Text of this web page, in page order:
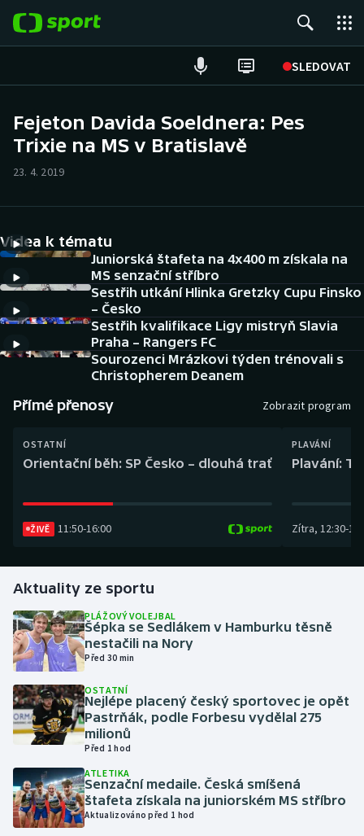
SLEDOVAT
Hokej
Cyklistika
DALŠÍ SPORTY
Americký fotbal
Baseball a softbal
Basketbal
Biatlon
Box
Curling
Dostihy
Florbal
Futsal
Golf
Gymnastika
Házená
NEPŘEHLÉDNĚTE
Historické návraty
Aplikace ČT sport
Fejeton Davida Soeldnera: Pes
Trixie na MS v Bratislavě
23. 4. 2019
Videa k tématu
Juniorská štafeta na 4x400 m získala na
MS senzační stříbro
Sestřih utkání Hlinka Gretzky Cupu Finsko
– Česko
Sestřih kvalifikace Ligy mistryň Slavia
Praha – Rangers FC
Sourozenci Mrázkovi týden trénovali s
Christopherem Deanem
Přímé přenosy Zobrazit program
OSTATNÍ
Orientační běh: SP Česko – dlouhá trať
ŽIVĚ 11:50-16:00
PLAVÁNÍ
Plavání:
Zítra, 12:30-
Aktuality ze sportu
PLÁŽOVÝ VOLEJBAL
Šépka se Sedlákem v Hamburku těsně
nestačili na Nory
Před 30 min
OSTATNÍ
Nejlépe placený český sportovec je opět
Pastrňák, podle Forbesu vydělal 275
milionů
Před 1 hod
ATLETIKA
Senzační medaile. Česká smíšená
štafeta získala na juniorském MS stříbro
Aktualizováno před 1 hod